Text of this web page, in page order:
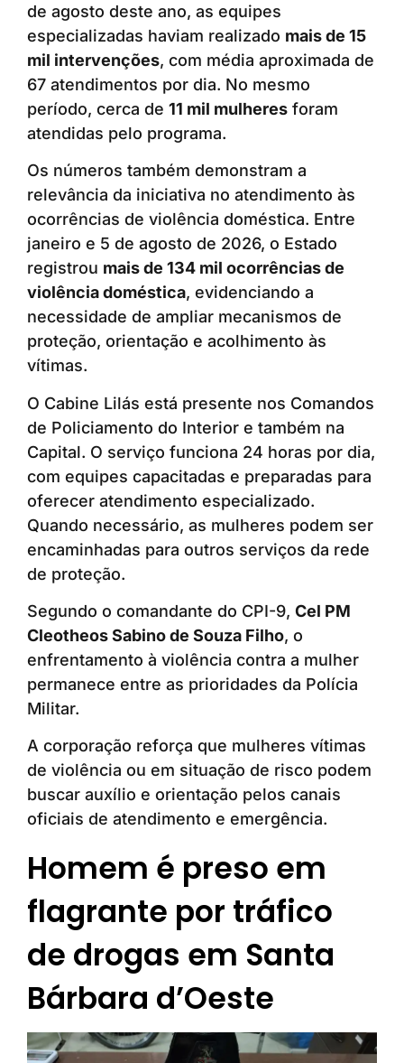
de agosto deste ano, as equipes
especializadas haviam realizado mais de 15
mil intervenções, com média aproximada de
67 atendimentos por dia. No mesmo
período, cerca de 11 mil mulheres foram
atendidas pelo programa.
Os números também demonstram a
relevância da iniciativa no atendimento às
ocorrências de violência doméstica. Entre
janeiro e 5 de agosto de 2026, o Estado
registrou mais de 134 mil ocorrências de
violência doméstica, evidenciando a
necessidade de ampliar mecanismos de
proteção, orientação e acolhimento às
vítimas.
O Cabine Lilás está presente nos Comandos
de Policiamento do Interior e também na
Capital. O serviço funciona 24 horas por dia,
com equipes capacitadas e preparadas para
oferecer atendimento especializado.
Quando necessário, as mulheres podem ser
encaminhadas para outros serviços da rede
de proteção.
Segundo o comandante do CPI-9, Cel PM
Cleotheos Sabino de Souza Filho, o
enfrentamento à violência contra a mulher
permanece entre as prioridades da Polícia
Militar.
A corporação reforça que mulheres vítimas
de violência ou em situação de risco podem
buscar auxílio e orientação pelos canais
oficiais de atendimento e emergência.
Homem é preso em
flagrante por tráfico
de drogas em Santa
Bárbara d’Oeste